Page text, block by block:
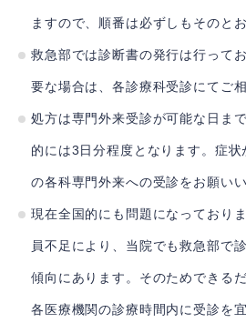
ますので、順番は必ずしもそのと
救急部では診断書の発行は行って
要な場合は、各診療科受診にてご相
処方は専門外来受診が可能な日ま
的には3日分程度となります。症状
の各科専門外来への受診をお願いい
現在全国的にも問題になっており
員不足により、当院でも救急部で
傾向にあります。そのためできる
各医療機関の診療時間内に受診を